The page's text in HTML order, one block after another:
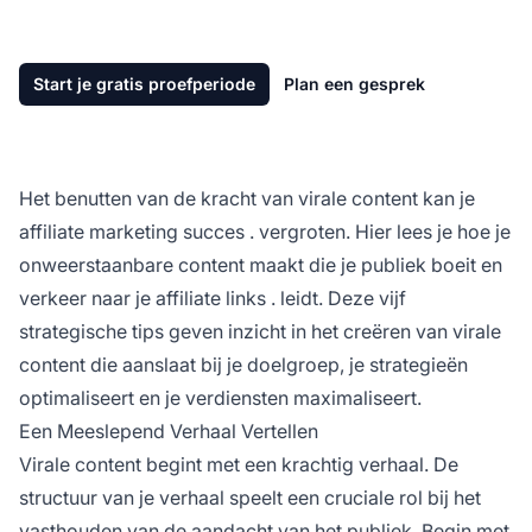
Start je gratis proefperiode Plan een gesprek
Het benutten van de kracht van virale content kan je
affiliate marketing succes . vergroten. Hier lees je hoe je
onweerstaanbare content maakt die je publiek boeit en
verkeer naar je affiliate links . leidt. Deze vijf
strategische tips geven inzicht in het creëren van virale
content die aanslaat bij je doelgroep, je strategieën
optimaliseert en je verdiensten maximaliseert.
Een Meeslepend Verhaal Vertellen
Virale content begint met een krachtig verhaal. De
structuur van je verhaal speelt een cruciale rol bij het